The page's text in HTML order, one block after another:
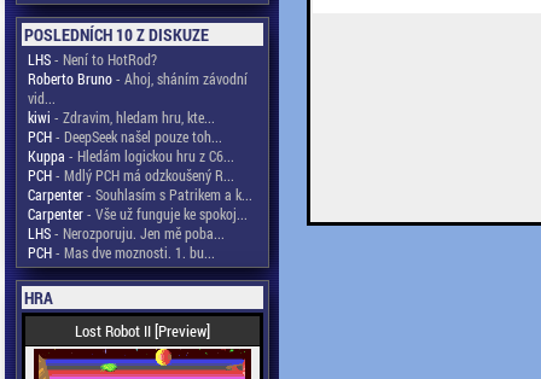
POSLEDNÍCH 10 Z DISKUZE
LHS- Není to HotRod?
Roberto Bruno- Ahoj, sháním závodní
vid...
kiwi - Zdravim, hledam hru, kte...
PCH- DeepSeek našel pouze toh...
Kuppa - Hledám logickou hru z C6...
PCH- Mdlý PCH má odzkoušený R...
Carpenter- Souhlasím s Patrikem a k...
Carpenter- Vše už funguje ke spokoj...
LHS- Nerozporuju. Jen mě poba...
PCH- Mas dve moznosti. 1. bu...
HRA
Lost Robot II [Preview]